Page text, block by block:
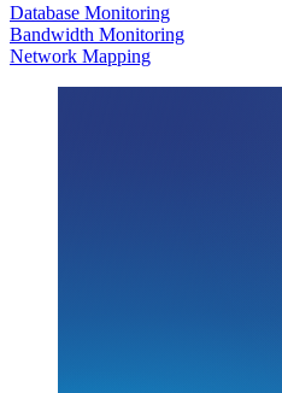
Database Monitoring
Bandwidth Monitoring
Network Mapping